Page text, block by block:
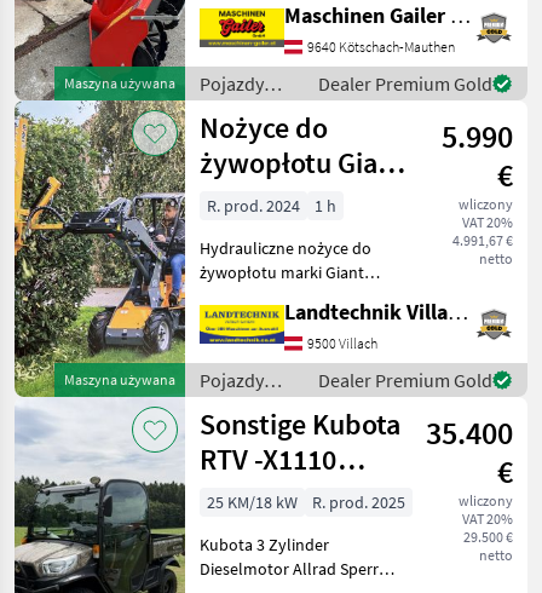
Maszyna używana
szerokość roboczą ok. 90
cm oraz wysokość
odśnieżania ok. 60 cm.
Urządzenie waży ok. 80 kg i
wymaga mo
Maschinen Gailer GmbH
9640 Kötschach-Mauthen
Pojazdy
silnikowe
rolnicze /
Cerruti
Dealer Premium Gold
Maszyna używana
Nożyce do
żywopłotu Giant
150
5.990
€
wliczony
VAT 20%
4.991,67 €
netto
R. prod. 2024
1 h
Hydrauliczne nożyce do
żywopłotu marki Giant
gałęzie o średnicy do 5 cm,
szerokość robocza: 150 cm,
wymagany jest 1 moduł
sterujący DW, or
Landtechnik Villach GmbH
9500 Villach
Pojazdy
silnikowe
rolnicze /
Giant
Dealer Premium Gold
Sonstige Kubota
RTV -X1110
Realtree
35.400
€
wliczony
VAT 20%
29.500 €
netto
25 KM/18 kW
R. prod. 2025
Kubota 3 Zylinder
Dieselmotor Allrad Sperre